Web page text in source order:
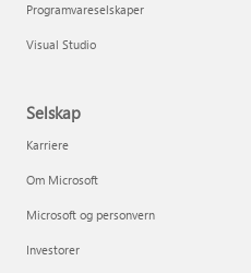
Programvareselskaper
Visual Studio
Selskap
Karriere
Om Microsoft
Microsoft og personvern
Investorer